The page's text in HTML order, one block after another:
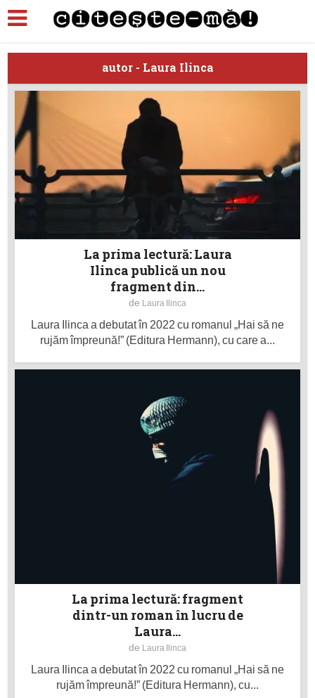
autor - Laura Ilinca
La prima lectură: Laura
Ilinca publică un nou
fragment din...
de Laura Ilinca
Laura Ilinca a debutat în 2022 cu romanul „Hai să ne
rujăm împreună!” (Editura Hermann), cu care a...
La prima lectură: fragment
dintr-un roman în lucru de
Laura...
de Laura Ilinca
Laura Ilinca a debutat în 2022 cu romanul „Hai să ne
rujăm împreună!” (Editura Hermann), cu...